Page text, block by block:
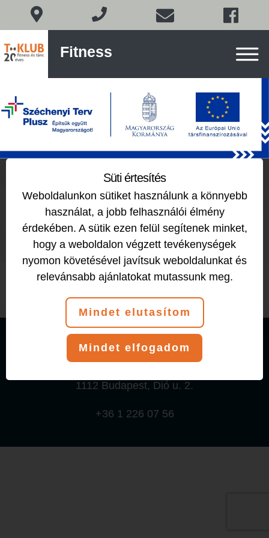
és
Fitness
content
Manikűr – Pedikűr
2018-12-05 by
© 2026 T-Klub Fitness és Tánciskola
1112 Budapest, Dió u. 2.
+36 1 226 07 56
Süti értesítés
Weboldalunkon sütiket használunk a könnyebb
használat, a jobb felhasználói élmény
érdekében. A sütik ezen felül segítenek minket,
hogy a weboldalon végzett tevékenységek
nyomon követésével javítsuk weboldalunkat és
relevánsabb ajánlatokat mutassunk meg.
Mindet elutasítom
Mindet elfogadom